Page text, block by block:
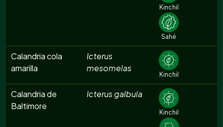
Kinchil
Sahé
Calandria cola
amarilla
Icterus
mesomelas
Kinchil
Calandria de
Baltimore
Icterus galbula
Kinchil